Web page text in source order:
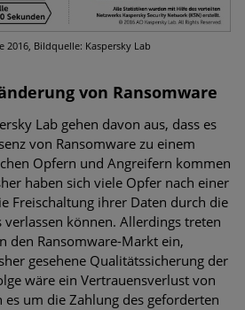
2016, Bildquelle: Kaspersky Lab
von Ransomware
Lab gehen davon aus, dass es
von Ransomware zu einem
Opfern und Angreifern kommen
haben sich viele Opfer nach einer
Freischaltung ihrer Daten durch die
können. Allerdings treten
den Ransomware-Markt ein,
gesehene Qualitätssicherung der
wäre ein Vertrauensverlust von
es um die Zahlung des geforderten